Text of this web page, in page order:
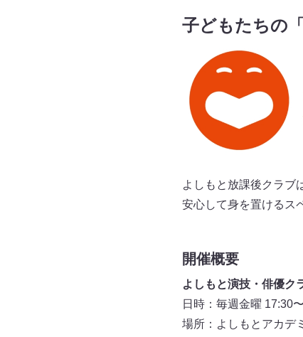
子どもたちの
よしもと放課後クラブ
安心して身を置けるス
開催概要
よしもと演技・俳優ク
日時：毎週金曜 17:30
場所：よしもとアカデ